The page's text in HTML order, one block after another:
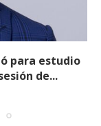
propuesta de